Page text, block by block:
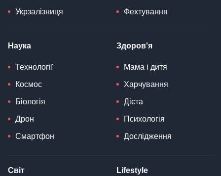
Укрзалізниця Фехтування
Наука
Технології
Космос
Біологія
Дрон
Смартфон
Здоров'я
Мама і дитя
Харчування
Дієта
Психологія
Дослідження
Світ Lifestyle